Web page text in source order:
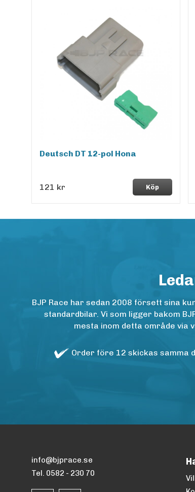
Deutsch DT 12-pol Hona
121 kr Köp
BJP Race har sedan 2008 försett sina
standardbilar. Vi som ligger bakom
mesta inom detta område via
Order före 12 skickas samma
info@bjprace.se
Tel. 0582 - 230 70